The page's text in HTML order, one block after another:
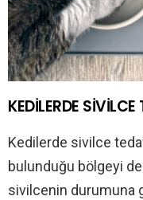
KEDİLERDE
Kedilerde sivilce
bulunduğu bölgeyi
sivilcenin durumuna